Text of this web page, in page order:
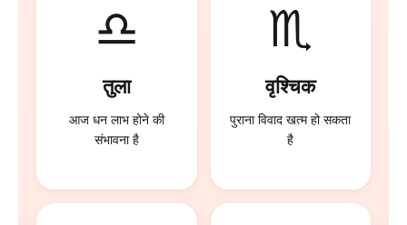
♎
तुला
आज धन लाभ होने की
संभावना है
♏
वृश्चिक
पुराना विवाद खत्म हो सकता
है